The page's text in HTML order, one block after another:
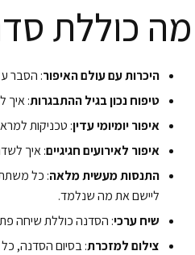
מה כוללת
היכרות עם עולם האיפור: הסבר
טיפוח נכון בגיל ההתבגרות: איך
איפור יומיומי עדין: טכניקות
איפור לאירועים חגיגיים: איך
התנסות מעשית מלאה: כל
ליישם את מה שנלמד.
שיח ערכי: הסדנה כוללת שיחה
צילום למזכרת: בסיום הסדנה,